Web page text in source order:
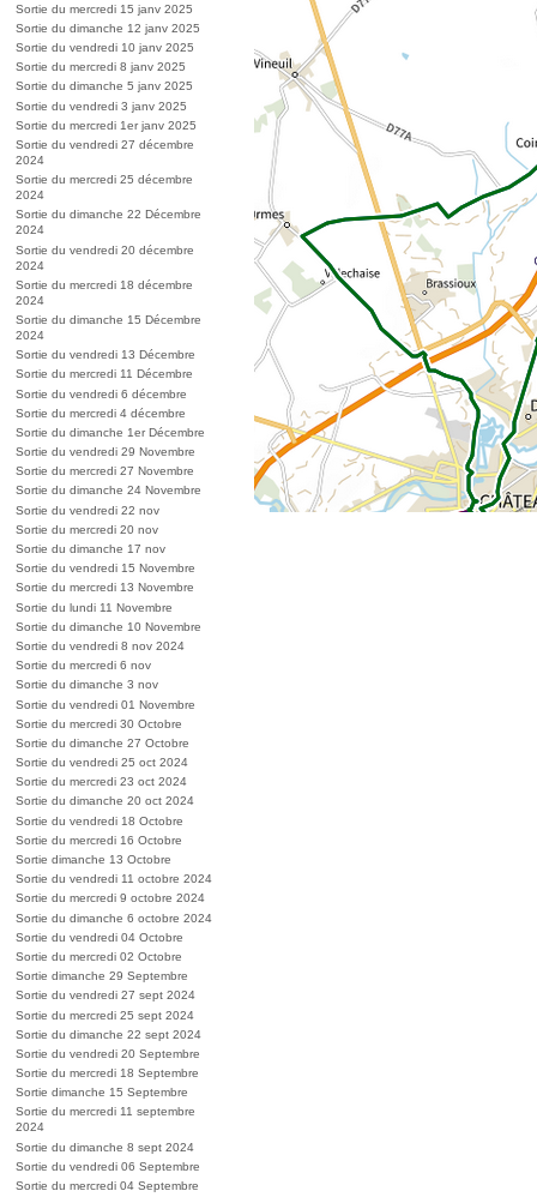
Sortie du mercredi 15 janv 2025
Sortie du dimanche 12 janv 2025
Sortie du vendredi 10 janv 2025
Sortie du mercredi 8 janv 2025
Sortie du dimanche 5 janv 2025
Sortie du vendredi 3 janv 2025
Sortie du mercredi 1er janv 2025
Sortie du vendredi 27 décembre
2024
Sortie du mercredi 25 décembre
2024
Sortie du dimanche 22 Décembre
2024
Sortie du vendredi 20 décembre
2024
Sortie du mercredi 18 décembre
2024
Sortie du dimanche 15 Décembre
2024
Sortie du vendredi 13 Décembre
Sortie du mercredi 11 Décembre
Sortie du vendredi 6 décembre
Sortie du mercredi 4 décembre
Sortie du dimanche 1er Décembre
Sortie du vendredi 29 Novembre
Sortie du mercredi 27 Novembre
Sortie du dimanche 24 Novembre
Sortie du vendredi 22 nov
Sortie du mercredi 20 nov
Sortie du dimanche 17 nov
Sortie du vendredi 15 Novembre
Sortie du mercredi 13 Novembre
Sortie du lundi 11 Novembre
Sortie du dimanche 10 Novembre
Sortie du vendredi 8 nov 2024
Sortie du mercredi 6 nov
Sortie du dimanche 3 nov
Sortie du vendredi 01 Novembre
Sortie du mercredi 30 Octobre
Sortie du dimanche 27 Octobre
Sortie du vendredi 25 oct 2024
Sortie du mercredi 23 oct 2024
Sortie du dimanche 20 oct 2024
Sortie du vendredi 18 Octobre
Sortie du mercredi 16 Octobre
Sortie dimanche 13 Octobre
Sortie du vendredi 11 octobre 2024
Sortie du mercredi 9 octobre 2024
Sortie du dimanche 6 octobre 2024
Sortie du vendredi 04 Octobre
Sortie du mercredi 02 Octobre
Sortie dimanche 29 Septembre
Sortie du vendredi 27 sept 2024
Sortie du mercredi 25 sept 2024
Sortie du dimanche 22 sept 2024
Sortie du vendredi 20 Septembre
Sortie du mercredi 18 Septembre
Sortie dimanche 15 Septembre
Sortie du mercredi 11 septembre
2024
Sortie du dimanche 8 sept 2024
Sortie du vendredi 06 Septembre
Sortie du mercredi 04 Septembre